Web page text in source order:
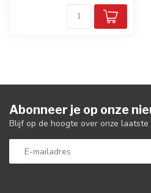
Abonneer je op onze
Blijf op de hoogte over onze laatste